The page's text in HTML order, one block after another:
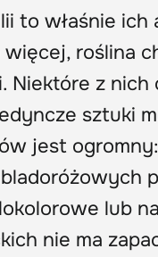
to właśnie
roślina
Niektóre z
sztuki
jest
lub
nie ma